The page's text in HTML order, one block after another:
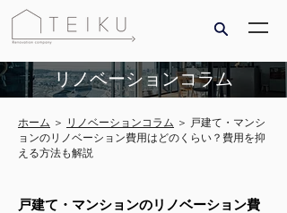
リノベーションコラム
ホーム ＞ リノベーションコラム ＞ 戸建て・マンシ
ョンのリノベーション費用はどのくらい？費用を抑
える方法も解説
戸建て・マンションのリノベーション費